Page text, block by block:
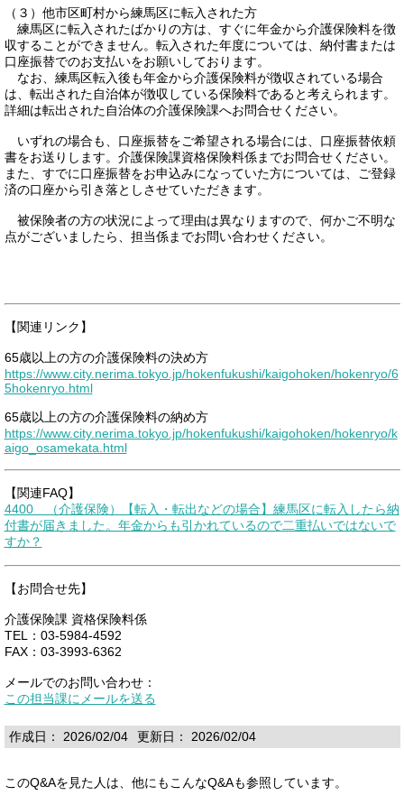
（３）他市区町村から練馬区に転入された方
練馬区に転入されたばかりの方は、すぐに年金から介護保険料を徴
収することができません。転入された年度については、納付書または
口座振替でのお支払いをお願いしております。
なお、練馬区転入後も年金から介護保険料が徴収されている場合
は、転出された自治体が徴収している保険料であると考えられます。
詳細は転出された自治体の介護保険課へお問合せください。
いずれの場合も、口座振替をご希望される場合には、口座振替依頼
書をお送りします。介護保険課資格保険料係までお問合せください。
また、すでに口座振替をお申込みになっていた方については、ご登録
済の口座から引き落としさせていただきます。
被保険者の方の状況によって理由は異なりますので、何かご不明な
点がございましたら、担当係までお問い合わせください。
【関連リンク】
65歳以上の方の介護保険料の決め方
https://www.city.nerima.tokyo.jp/hokenfukushi/kaigohoken/hokenryo/6
5hokenryo.html
65歳以上の方の介護保険料の納め方
https://www.city.nerima.tokyo.jp/hokenfukushi/kaigohoken/hokenryo/k
aigo_osamekata.html
【関連FAQ】
4400 （介護保険）【転入・転出などの場合】練馬区に転入したら納
付書が届きました。年金からも引かれているので二重払いではないで
すか？
【お問合せ先】
介護保険課 資格保険料係
TEL：03-5984-4592
FAX：03-3993-6362
メールでのお問い合わせ：
この担当課にメールを送る
作成日： 2026/02/04 更新日： 2026/02/04
このQ&Aを見た人は、他にもこんなQ&Aも参照しています。